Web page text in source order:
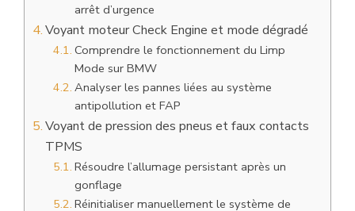
arrêt d’urgence
Voyant moteur Check Engine et mode dégradé
Comprendre le fonctionnement du Limp
Mode sur BMW
Analyser les pannes liées au système
antipollution et FAP
Voyant de pression des pneus et faux contacts
TPMS
Résoudre l’allumage persistant après un
gonflage
Réinitialiser manuellement le système de